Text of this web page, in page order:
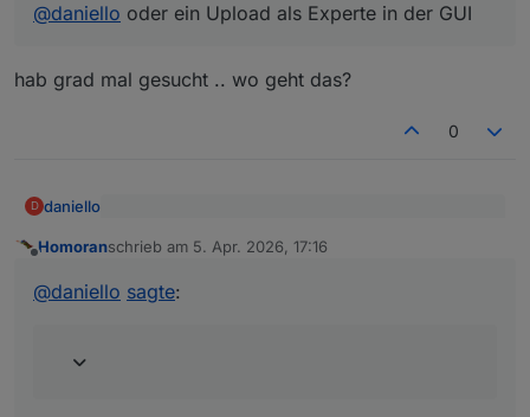
@daniello oder ein Upload als Experte in der GUI
hab grad mal gesucht .. wo geht das?
0
D daniello
Homoranschrieb am 5. Apr. 2026, 17:16
zuletzt editiert von
@daniello sagte: